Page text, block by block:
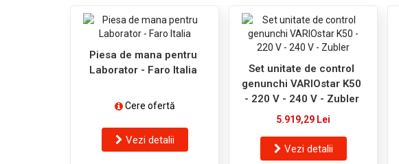
Piesa de mana pentru
Laborator - Faro Italia
Cere ofertă
Vezi detalii
Set unitate de control
genunchi VARIOstar K50
- 220 V - 240 V - Zubler
5.919,29 Lei
Vezi detalii